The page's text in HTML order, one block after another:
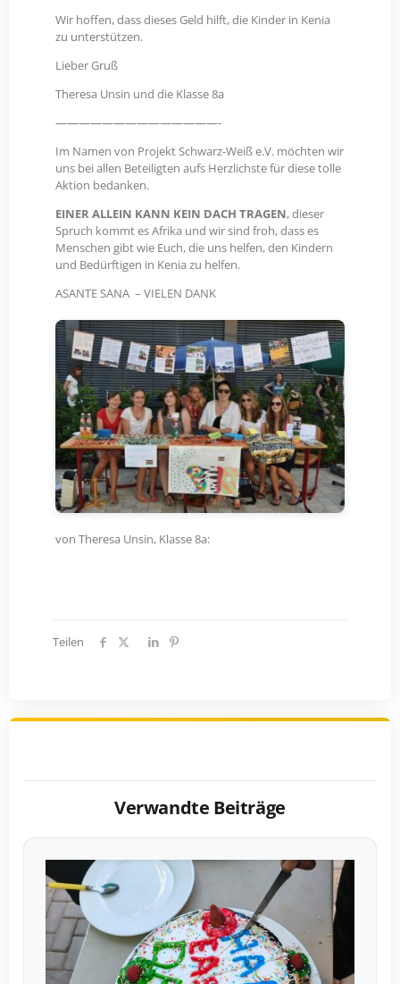
Wir hoffen, dass dieses Geld hilft, die Kinder in Kenia
zu unterstützen.
Lieber Gruß
Theresa Unsin und die Klasse 8a
——————————————-
Im Namen von Projekt Schwarz-Weiß e.V. möchten wir
uns bei allen Beteiligten aufs Herzlichste für diese tolle
Aktion bedanken.
EINER ALLEIN KANN KEIN DACH TRAGEN, dieser
Spruch kommt es Afrika und wir sind froh, dass es
Menschen gibt wie Euch, die uns helfen, den Kindern
und Bedürftigen in Kenia zu helfen.
ASANTE SANA – VIELEN DANK
von Theresa Unsin, Klasse 8a:
Teilen
Verwandte Beiträge